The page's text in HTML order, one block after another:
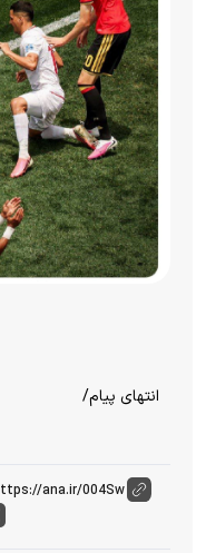
انتهای پیام/